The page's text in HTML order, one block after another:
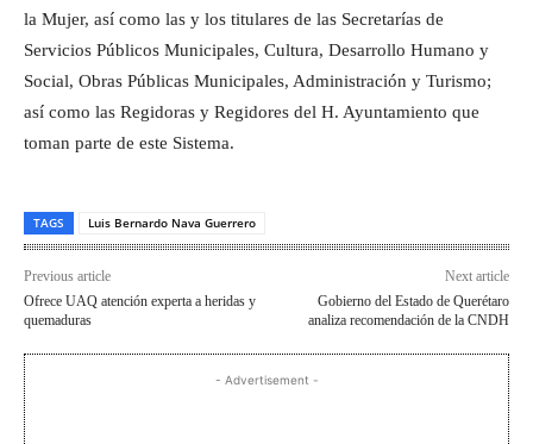
la Mujer, así como las y los titulares de las Secretarías de
Servicios Públicos Municipales, Cultura, Desarrollo Humano y
Social, Obras Públicas Municipales, Administración y Turismo;
así como las Regidoras y Regidores del H. Ayuntamiento que
toman parte de este Sistema.
TAGS Luis Bernardo Nava Guerrero
Previous article
Ofrece UAQ atención experta a heridas y
quemaduras
Next article
Gobierno del Estado de Querétaro
analiza recomendación de la CNDH
- Advertisement -